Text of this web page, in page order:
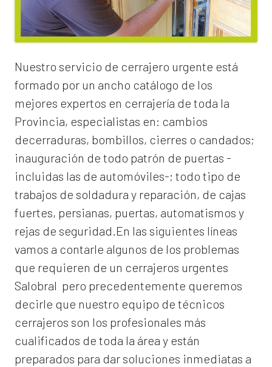
Nuestro servicio de cerrajero urgente está
formado por un ancho catálogo de los
mejores expertos en cerrajería de toda la
Provincia, especialistas en: cambios
decerraduras, bombillos, cierres o candados;
inauguración de todo patrón de puertas -
incluidas las de automóviles-; todo tipo de
trabajos de soldadura y reparación, de cajas
fuertes, persianas, puertas, automatismos y
rejas de seguridad.En las siguientes líneas
vamos a contarle algunos de los problemas
que requieren de un cerrajeros urgentes
Salobral pero precedentemente queremos
decirle que nuestro equipo de técnicos
cerrajeros son los profesionales más
cualificados de toda la área y están
preparados para dar soluciones inmediatas a